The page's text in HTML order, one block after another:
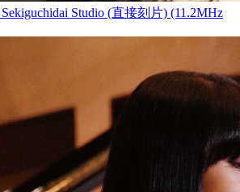
Studio (直接刻片) (11.2MHz